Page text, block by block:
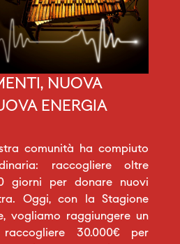
NUOVA
ENERGIA
comunità ha compiuto
raccogliere oltre
giorni per donare nuovi
Oggi, con la Stagione
vogliamo raggiungere un
30.000€ per